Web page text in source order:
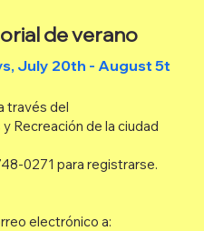
de verano
July 20th - August 5th
través del
Recreación de la ciudad
0271 para registrarse.
electrónico a: